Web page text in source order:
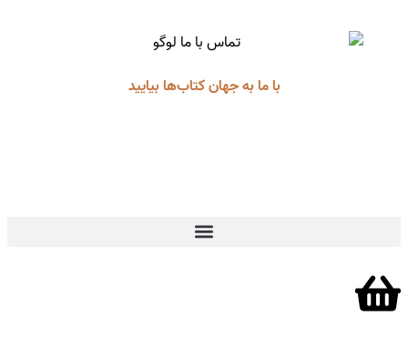
با ما به جهان کتاب‌ها بیایید